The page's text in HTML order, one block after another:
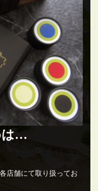
は…
店舗にて取り扱ってお